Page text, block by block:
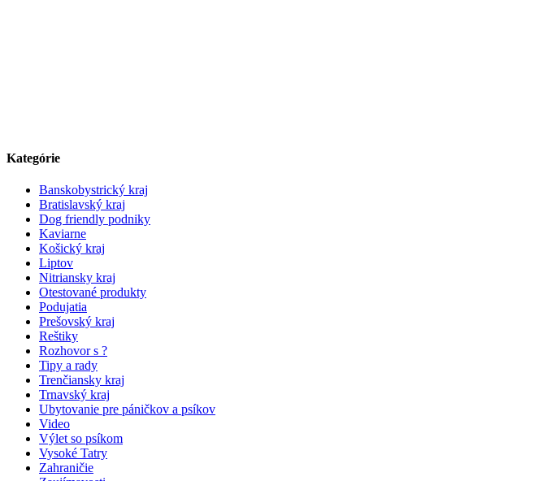
Kategórie
Banskobystrický kraj
Bratislavský kraj
Dog friendly podniky
Kaviarne
Košický kraj
Liptov
Nitriansky kraj
Otestované produkty
Podujatia
Prešovský kraj
Reštiky
Rozhovor s ?
Tipy a rady
Trenčiansky kraj
Trnavský kraj
Ubytovanie pre páničkov a psíkov
Video
Výlet so psíkom
Vysoké Tatry
Zahraničie